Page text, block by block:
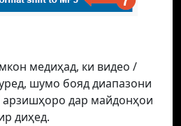
медиҳад, ки видео /
шумо бояд диапазони
арзишҳоро дар майдонҳои
диҳед.